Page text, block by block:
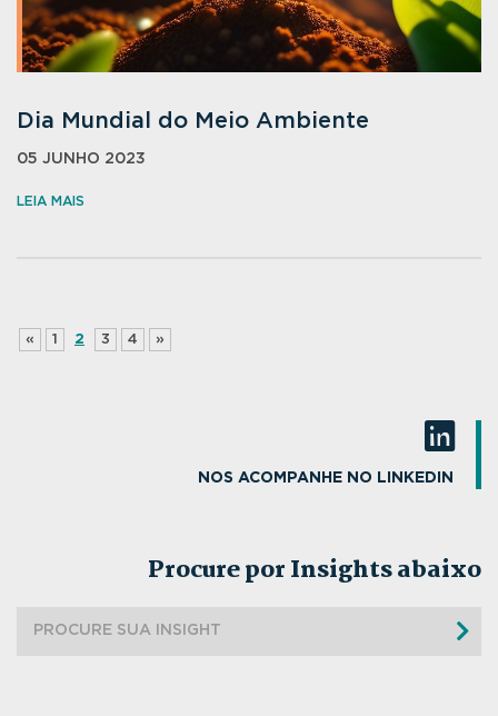
Dia Mundial do Meio Ambiente
05 JUNHO 2023
LEIA MAIS
« 1 2 3 4 »
NOS ACOMPANHE NO LINKEDIN
Procure por Insights abaixo